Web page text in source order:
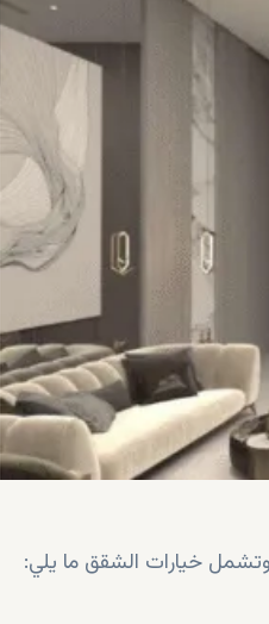
خيارات الشقق ما يلي: